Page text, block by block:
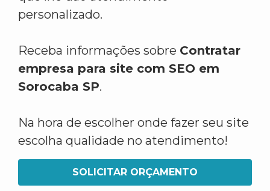
personalizado.
Receba informações sobre Contratar
empresa para site com SEO em
Sorocaba SP.
Na hora de escolher onde fazer seu site
escolha qualidade no atendimento!
SOLICITAR ORÇAMENTO